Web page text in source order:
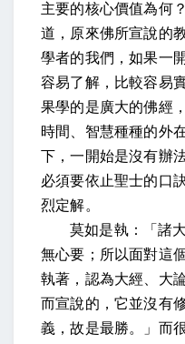
主要的核心價值為何
道，原來佛所宣說的
學者的我們，如果一
容易了解，比較容易
果學的是廣大的佛經
時間、智慧種種的外
下，一開始是沒有辦
必須要依止聖士的口
烈定解。
莫如是執：「諸
無心要； 所以面對這
執著，認為大經、大
而宣說的，它並沒有
義，故是最勝。」 而